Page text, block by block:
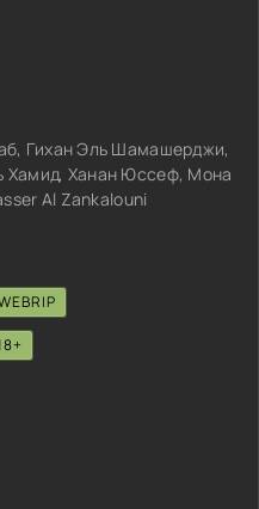
Гихан Эль Шамашерджи,
Хамид, Ханан Юссеф, Мона
Al Zankalouni